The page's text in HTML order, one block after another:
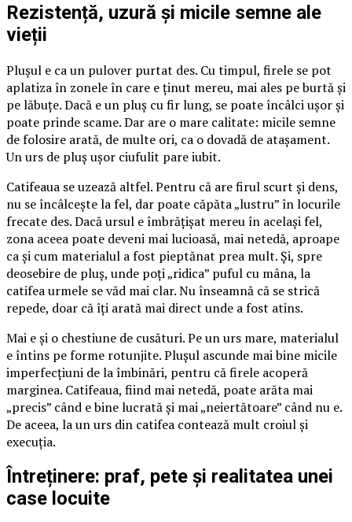
Rezistență, uzură și micile semne ale
vieții
Plușul e ca un pulover purtat des. Cu timpul, firele se pot
aplatiza în zonele în care e ținut mereu, mai ales pe burtă și
pe lăbuțe. Dacă e un pluș cu fir lung, se poate încâlci ușor și
poate prinde scame. Dar are o mare calitate: micile semne
de folosire arată, de multe ori, ca o dovadă de atașament.
Un urs de pluș ușor ciufulit pare iubit.
Catifeaua se uzează altfel. Pentru că are firul scurt și dens,
nu se încâlcește la fel, dar poate căpăta „lustru” în locurile
frecate des. Dacă ursul e îmbrățișat mereu în același fel,
zona aceea poate deveni mai lucioasă, mai netedă, aproape
ca și cum materialul a fost pieptănat prea mult. Și, spre
deosebire de pluș, unde poți „ridica” puful cu mâna, la
catifea urmele se văd mai clar. Nu înseamnă că se strică
repede, doar că îți arată mai direct unde a fost atins.
Mai e și o chestiune de cusături. Pe un urs mare, materialul
e întins pe forme rotunjite. Plușul ascunde mai bine micile
imperfecțiuni de la îmbinări, pentru că firele acoperă
marginea. Catifeaua, fiind mai netedă, poate arăta mai
„precis” când e bine lucrată și mai „neiertătoare” când nu e.
De aceea, la un urs din catifea contează mult croiul și
execuția.
Întreținere: praf, pete și realitatea unei
case locuite